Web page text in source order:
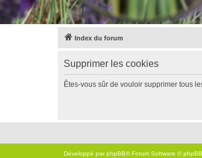
Index du forum
Supprimer les cookies
Êtes-vous sûr de vouloir supprimer tous
Développé parphpBB® Forum Software ©